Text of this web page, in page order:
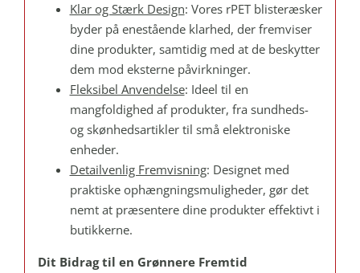
Klar og Stærk Design: Vores rPET blisteræsker
byder på enestående klarhed, der fremviser
dine produkter, samtidig med at de beskytter
dem mod eksterne påvirkninger.
Fleksibel Anvendelse: Ideel til en
mangfoldighed af produkter, fra sundheds-
og skønhedsartikler til små elektroniske
enheder.
Detailvenlig Fremvisning: Designet med
praktiske ophængningsmuligheder, gør det
nemt at præsentere dine produkter effektivt i
butikkerne.
Dit Bidrag til en Grønnere Fremtid